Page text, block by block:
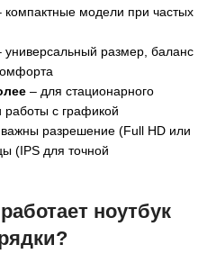
компактные модели при частых
универсальный размер, баланс
– для стационарного
работы с графикой
разрешение (Full HD или
(IPS для точной
ноутбук